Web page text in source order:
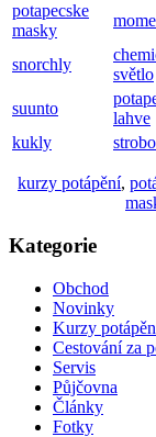
potapecske
masky
snorchly
světlo
suunto
lahve
kukly
kurzy potápění,
Kategorie
Obchod
Novinky
Kurzy
Cestování za
Servis
Půjčovna
Články
Fotky